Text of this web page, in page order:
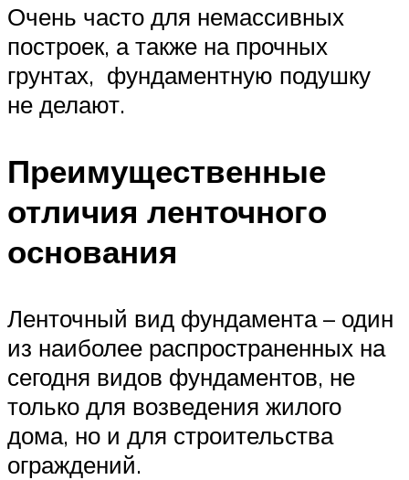
Очень часто для немассивных
построек, а также на прочных
грунтах, фундаментную подушку
не делают.
Преимущественные
отличия ленточного
основания
Ленточный вид фундамента – один
из наиболее распространенных на
сегодня видов фундаментов, не
только для возведения жилого
дома, но и для строительства
ограждений.